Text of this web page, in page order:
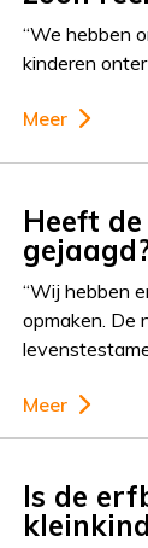
“We hebben
kinderen
Meer
Heeft
“Wij hebben
opmaken. De
Meer
Is de